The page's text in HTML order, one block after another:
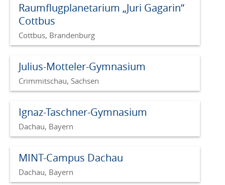
Raumflugplanetarium „Juri Gagarin“
Cottbus
Cottbus, Brandenburg
Julius-Motteler-Gymnasium
Crimmitschau, Sachsen
Ignaz-Taschner-Gymnasium
Dachau, Bayern
MINT-Campus Dachau
Dachau, Bayern